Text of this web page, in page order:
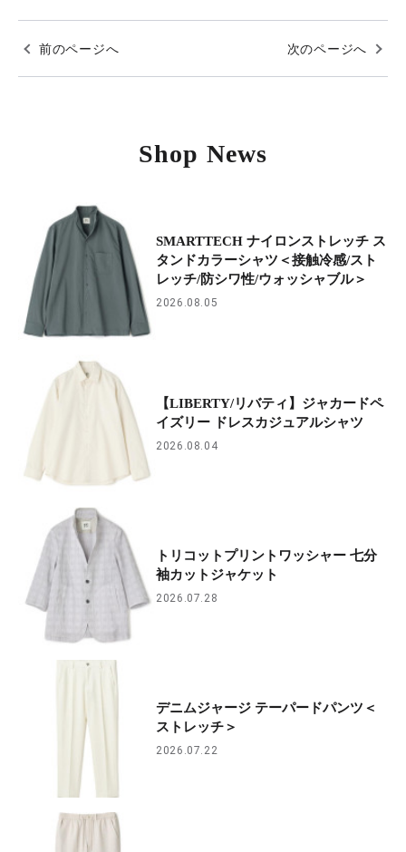
前のページへ 次のページへ
Shop News
SMARTTECH ナイロンストレッチ ス
タンドカラーシャツ＜接触冷感/スト
レッチ/防シワ性/ウォッシャブル＞
2026.08.05
【LIBERTY/リバティ】ジャカードペ
イズリー ドレスカジュアルシャツ
2026.08.04
トリコットプリントワッシャー 七分
袖カットジャケット
2026.07.28
デニムジャージ テーパードパンツ＜
ストレッチ＞
2026.07.22